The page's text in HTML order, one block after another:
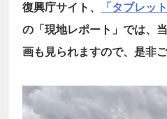
復興庁サイト、
「タブレッ
の「現地レポート」では、
画も見られますので、是非